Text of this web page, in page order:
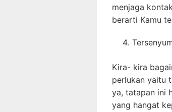
menjaga
berarti Kamu
Kira- kira
perlukan yaitu
ya, tatapan ini
yang hangat